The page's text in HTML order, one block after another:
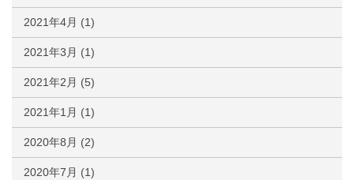
2021年4月 (1)
2021年3月 (1)
2021年2月 (5)
2021年1月 (1)
2020年8月 (2)
2020年7月 (1)